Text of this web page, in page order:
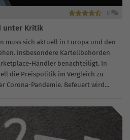
0
unter Kritik
muss sich aktuell in Europa und den
Insbesondere Kartellbehörden
Händler benachteiligt. In
die Preispolitik im Vergleich zu
Corona-Pandemie. Befeuert wird...